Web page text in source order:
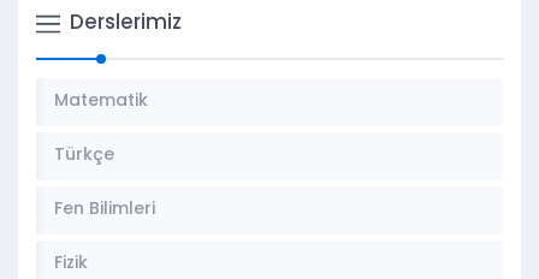
Derslerimiz
Matematik
Türkçe
Fen Bilimleri
Fizik